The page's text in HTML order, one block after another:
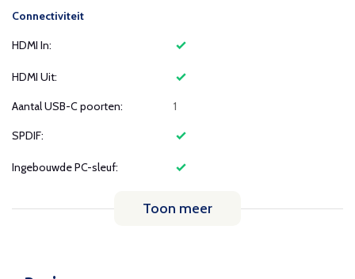
Connectiviteit
HDMI In:
HDMI Uit:
Aantal USB-C poorten: 1
SPDIF:
Ingebouwde PC-sleuf:
Toon meer